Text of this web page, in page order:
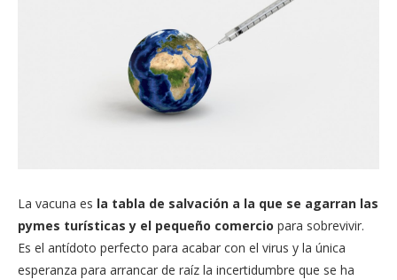
La vacuna es la tabla de salvación a la que se agarran las
pymes turísticas y el pequeño comercio para sobrevivir.
Es el antídoto perfecto para acabar con el virus y la única
esperanza para arrancar de raíz la incertidumbre que se ha